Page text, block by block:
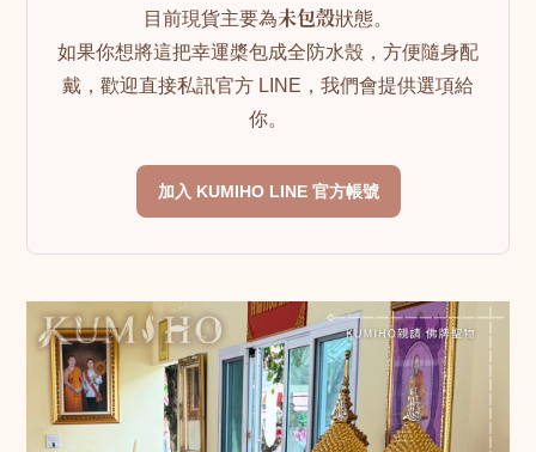
目前現貨主要為未包殼狀態。
如果你想將這把幸運槳包成全防水殼，方便隨身配
戴，歡迎直接私訊官方 LINE，我們會提供選項給
你。
加入 KUMIHO LINE 官方帳號